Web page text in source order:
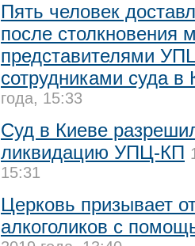
Пять человек
после столкновения
представителями
сотрудниками суда в
года, 15:33
Суд в Киеве
ликвидацию УПЦ-КП
15:31
Церковь призывает
алкоголиков с